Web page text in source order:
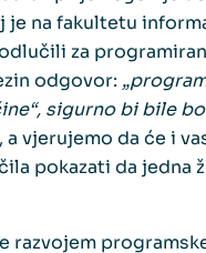
je na fakultetu
za
odgovor:
sigurno bi bile
vjerujemo da će i
pokazati da jedna
razvojem